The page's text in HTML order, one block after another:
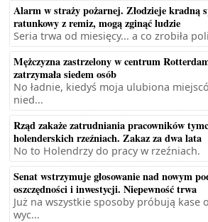
Alarm w straży pożarnej. Złodzieje kradną
ratunkowy z remiz, mogą zginąć ludzie
Seria trwa od miesięcy... a co zrobiła
Mężczyzna zastrzelony w centrum
zatrzymała siedem osób
No ładnie, kiedyś moja ulubiona
nied...
Rząd zakaże zatrudniania pracowników
holenderskich rzeźniach. Zakaz za dwa lata
No to Holendrzy do pracy w rzeźniach.
Senat wstrzymuje głosowanie nad nowym
oszczędności i inwestycji. Niepewność trwa
Już na wszystkie sposoby próbują kase
wyc...